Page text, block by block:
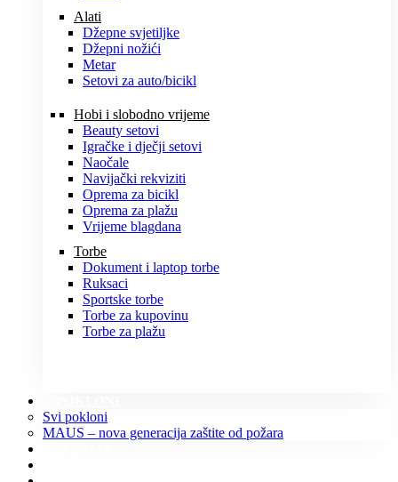
Alati
Džepne svjetiljke
Džepni nožići
Metar
Setovi za auto/bicikl
Hobi i slobodno vrijeme
Beauty setovi
Igračke i dječji setovi
Naočale
Navijački rekviziti
Oprema za bicikl
Oprema za plažu
Vrijeme blagdana
Torbe
Dokument i laptop torbe
Ruksaci
Sportske torbe
Torbe za kupovinu
Torbe za plažu
Svi pokloni
MAUS – nova generacija zaštite od požara